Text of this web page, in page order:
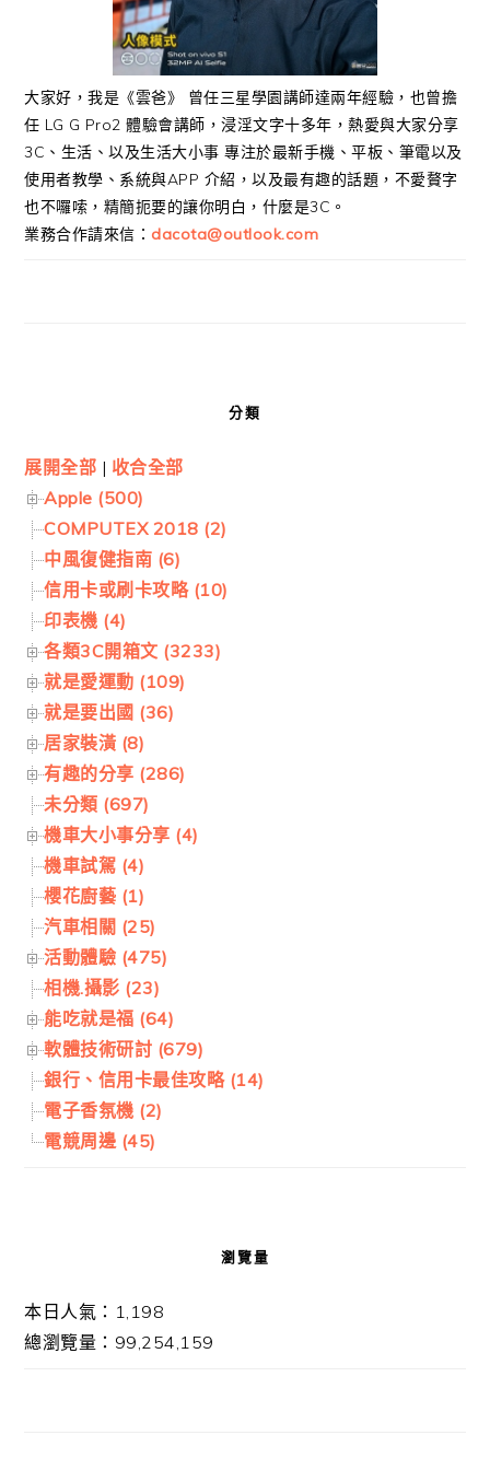
大家好，我是《雲爸》 曾任三星學園講師達兩年經驗，也曾擔
任 LG G Pro2 體驗會講師，浸淫文字十多年，熱愛與大家分享
3C、生活、以及生活大小事 專注於最新手機、平板、筆電以及
使用者教學、系統與APP 介紹，以及最有趣的話題，不愛贅字
也不囉嗦，精簡扼要的讓你明白，什麼是3C。
業務合作請來信： dacota@outlook.com
分類
展開全部 | 收合全部
Apple (500)
COMPUTEX 2018 (2)
中風復健指南 (6)
信用卡或刷卡攻略 (10)
印表機 (4)
各類3C開箱文 (3233)
就是愛運動 (109)
就是要出國 (36)
居家裝潢 (8)
有趣的分享 (286)
未分類 (697)
機車大小事分享 (4)
機車試駕 (4)
櫻花廚藝 (1)
汽車相關 (25)
活動體驗 (475)
相機.攝影 (23)
能吃就是福 (64)
軟體技術研討 (679)
銀行、信用卡最佳攻略 (14)
電子香氛機 (2)
電競周邊 (45)
瀏覽量
本日人氣：1,198
總瀏覽量：99,254,159